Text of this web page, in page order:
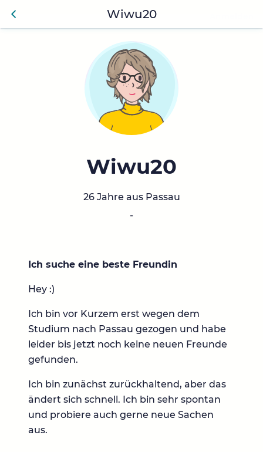
Zurü
Wiwu20
Wiwu20
26 Jahre aus Passau
-
Ich suche eine beste Freundin
Hey :)
Ich bin vor Kurzem erst wegen dem
Studium nach Passau gezogen und habe
leider bis jetzt noch keine neuen Freunde
gefunden.
Ich bin zunächst zurückhaltend, aber das
ändert sich schnell. Ich bin sehr spontan
und probiere auch gerne neue Sachen
aus.